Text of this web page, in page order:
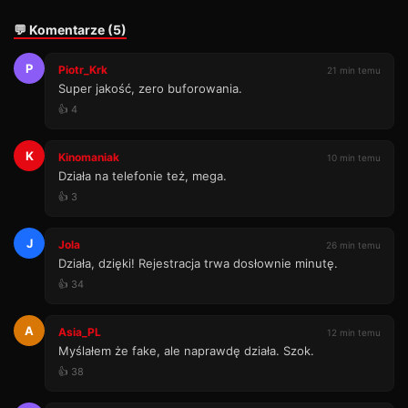
💬 Komentarze (5)
P Piotr_Krk 21 min temu
Super jakość, zero buforowania.
👍 4
K Kinomaniak 10 min temu
Działa na telefonie też, mega.
👍 3
J Jola 26 min temu
Działa, dzięki! Rejestracja trwa dosłownie minutę.
👍 34
A Asia_PL 12 min temu
Myślałem że fake, ale naprawdę działa. Szok.
👍 38